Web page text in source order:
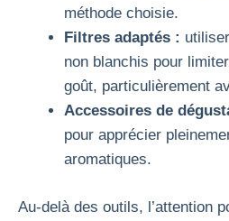
méthode choisie.
Filtres adaptés :
non blanchis pour
goût, particulièrement
Accessoires de
pour apprécier
aromatiques.
Au-delà des outils, l’attention